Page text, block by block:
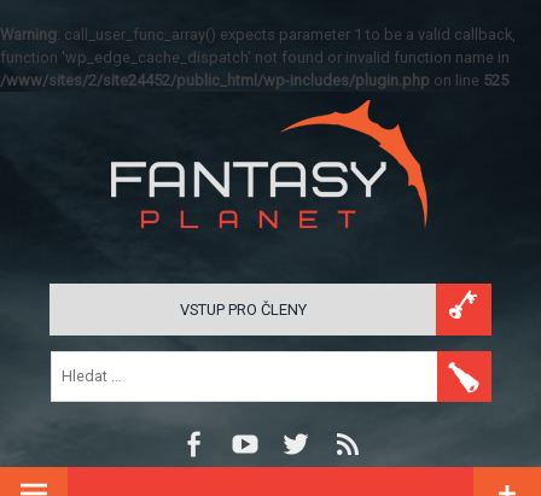
Warning: call_user_func_array() expects parameter 1 to be a valid callback,
function 'wp_edge_cache_dispatch' not found or invalid function name in
/www/sites/2/site24452/public_html/wp-includes/plugin.php on line 525
VSTUP PRO ČLENY